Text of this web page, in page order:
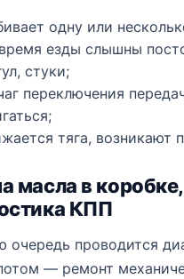
одну или
езды слышны
стуки;
переключения
тяга, возникают
масла в коробке,
КПП
очередь проводится
— ремонт